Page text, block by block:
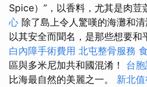
Spice）”，以香料，尤其是肉荳
心 除了島上令人驚嘆的海灘和
以其安全而聞名，是那些想要和
白內障手術費用 北屯整骨服務
區與多米尼加共和國混淆！ 台
比海最自然的美麗之一。 新北